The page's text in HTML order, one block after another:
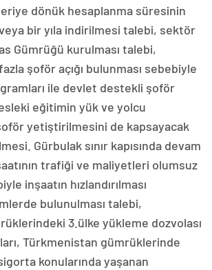
dönük hesaplanma süresinin
bir yıla indirilmesi talebi, sektör
Gümrüğü kurulması talebi,
şoför açığı bulunması sebebiyle
ile devlet destekli şoför
eğitimin yük ve yolcu
şoför yetiştirilmesini de kapsayacak
Gürbulak sınır kapısında devam
trafiği ve maliyetleri olumsuz
inşaatın hızlandırılması
bulunulması talebi,
3.ülke yükleme dozvolası
Türkmenistan gümrüklerinde
konularında yaşanan